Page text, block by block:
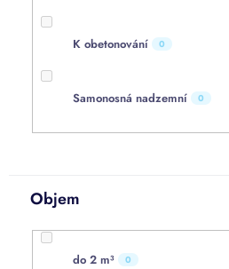
K obetonování 0
Samonosná nadzemní 0
Objem
do 2 m³ 0